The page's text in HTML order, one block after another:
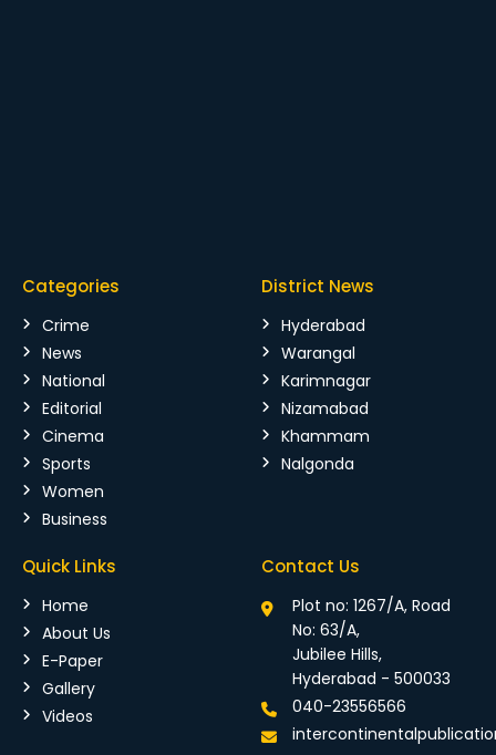
Categories
Crime
News
National
Editorial
Cinema
Sports
Women
Business
District News
Hyderabad
Warangal
Karimnagar
Nizamabad
Khammam
Nalgonda
Quick Links
Home
About Us
E-Paper
Gallery
Videos
Contact Us
Plot no: 1267/A, Road
No: 63/A,
Jubilee Hills,
Hyderabad - 500033
040-23556566